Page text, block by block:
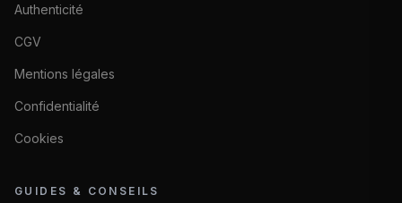
Authenticité
CGV
Mentions légales
Confidentialité
Cookies
GUIDES & CONSEILS